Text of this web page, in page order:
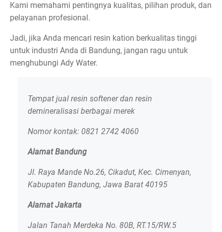
Kami memahami pentingnya kualitas, pilihan produk, dan
pelayanan profesional.
Jadi, jika Anda mencari resin kation berkualitas tinggi
untuk industri Anda di Bandung, jangan ragu untuk
menghubungi Ady Water.
Tempat jual resin softener dan resin
demineralisasi berbagai merek
Nomor kontak: 0821 2742 4060
Alamat Bandung
Jl. Raya Mande No.26, Cikadut, Kec. Cimenyan,
Kabupaten Bandung, Jawa Barat 40195
Alamat Jakarta
Jalan Tanah Merdeka No. 80B, RT.15/RW.5